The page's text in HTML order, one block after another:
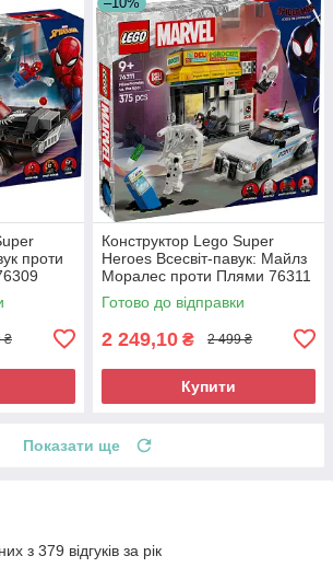
проти
₴
Конструктор Lego Super
Heroes Всесвіт-павук: Майлз
Моралес проти Плями 76311
Готово до відправки
2 249,10 ₴ 2 499 ₴
Купити
Показати ще
з 379 відгуків за рік